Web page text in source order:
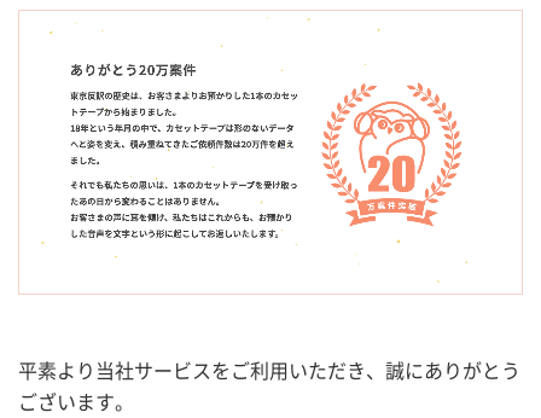
平素より当社サービスをご利用いただき、誠にありがとう
ございます。